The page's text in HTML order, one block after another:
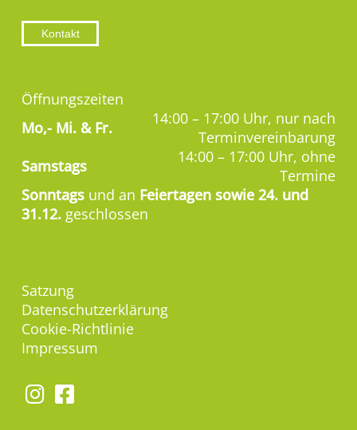
Kontakt
Öffnungszeiten
Mo,- Mi. & Fr.
14:00 – 17:00 Uhr, nur nach
Terminvereinbarung
Samstags
14:00 – 17:00 Uhr, ohne
Termine
Sonntags und an Feiertagen sowie 24. und
31.12. geschlossen
Satzung
Datenschutzerklärung
Cookie-Richtlinie
Impressum